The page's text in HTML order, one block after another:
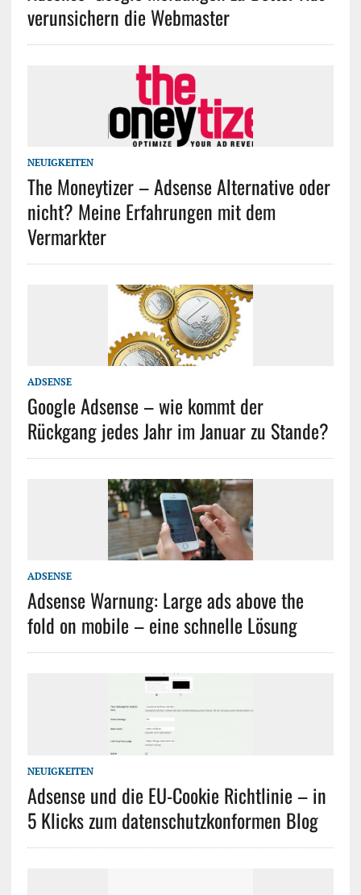
verunsichern die Webmaster
NEUIGKEITEN
The Moneytizer – Adsense Alternative oder
nicht? Meine Erfahrungen mit dem
Vermarkter
ADSENSE
Google Adsense – wie kommt der
Rückgang jedes Jahr im Januar zu Stande?
ADSENSE
Adsense Warnung: Large ads above the
fold on mobile – eine schnelle Lösung
NEUIGKEITEN
Adsense und die EU-Cookie Richtlinie – in
5 Klicks zum datenschutzkonformen Blog